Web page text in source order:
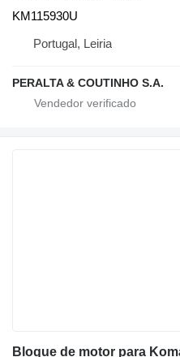
KM115930U
Portugal, Leiria
PERALTA & COUTINHO S.A.